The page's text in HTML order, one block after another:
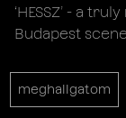
‘HESSZ’ - a
Budapest scene.
meghallgatom